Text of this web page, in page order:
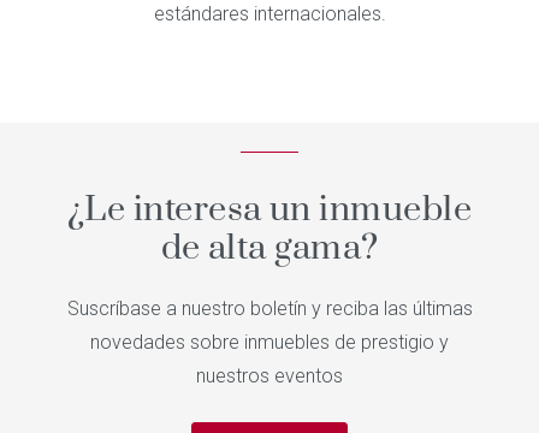
estándares internacionales.
¿Le interesa un inmueble
de alta gama?
Suscríbase a nuestro boletín y reciba las últimas
novedades sobre inmuebles de prestigio y
nuestros eventos